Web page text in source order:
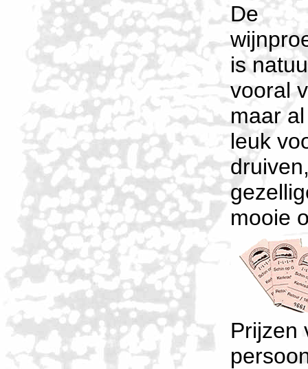
De
is
vooral
maar
leuk
mooie
Prijzen